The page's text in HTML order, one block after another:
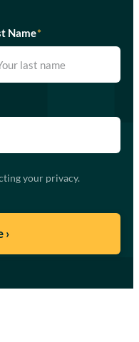
Name*
your privacy.